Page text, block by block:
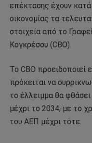
επέκτασης έχουν
οικονομίας τα
στοιχεία από το
Κογκρέσου (CBO).
Το CBO προειδοποιεί
πρόκειται να
το έλλειμμα θα
μέχρι το 2034, με το
του ΑΕΠ μέχρι τότε.